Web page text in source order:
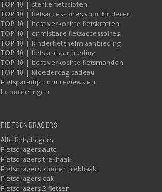
TOP 10 | sterke fietssloten
TOP 10 | fietsaccessoires voor kinderen
TOP 10 | best verkochte fietskratten
TOP 10 | onmisbare fietsaccessoires
TOP 10 | kinderfietshelm aanbieding
TOP 10 | fietskrat aanbieding
TOP 10 | best verkochte fietsmanden
TOP 10 | Moederdag cadeau
Fietsparadijs.com reviews en
beoordelingen
FIETSENDRAGERS
Alle fietsdragers
Fietsdragers auto
Fietsdragers trekhaak
Fietsdragers zonder trekhaak
Fietsdragers dak
Fietsdragers 2 fietsen